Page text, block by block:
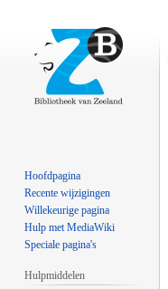
Hoofdpagina
Recente wijzigingen
Willekeurige pagina
Hulp met MediaWiki
Speciale pagina's
Hulpmiddelen